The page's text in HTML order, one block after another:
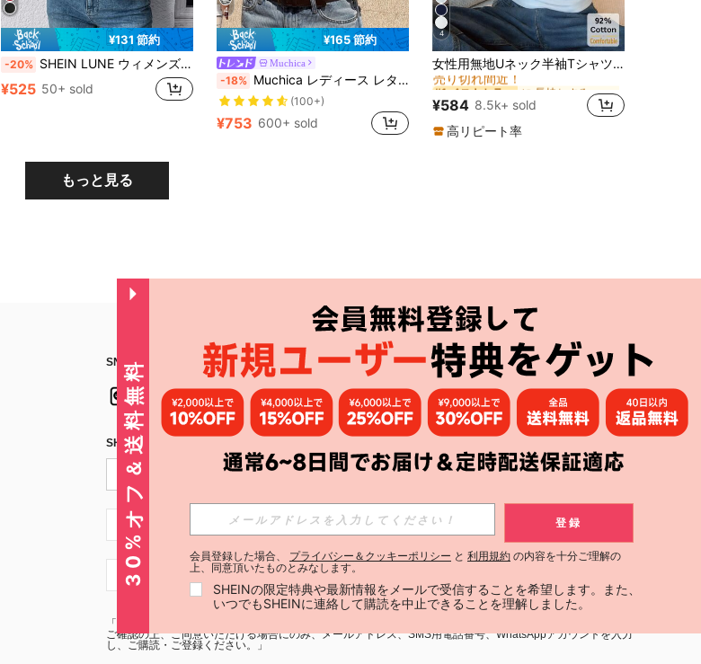
¥131 節約
-20% SHEIN LUNE ウィメンズ テクスチャード ラウンドネック 半袖 ベージュ バットTシャツ
¥525 50+ sold
4
¥165 節約
Muchica
-18% Muchica レディース レタープリント ダメージ加工 スクープネック 半袖Tシャツ、夏用トップス デイタイム ホワイト&ブラック ストリートウェア
(100+)
¥753 600+ sold
4
女性用無地Uネック半袖Tシャツ、夏に活躍するホワイトカジュアルスリムフィットアンダーシャツ
#1 ベストセラー に 長持ちする 女性用トップス、ブラウス、Tシャツ
売り切れ間近！
#1 ベストセラー
売り切れ間近！
#1 ベストセラー
売り切れ間近！
#1 ベストセラー に 長持ちする 女性用トップス、ブラウス、Tシャツ
売り切れ間近！
¥584 8.5k+ sold
高リピート率
もっと見る
SNSフォローはこちら： アプリ
SHEIN STYLE NEWSを購読する
購読
JP + 81 登録する
JP + 81
「SHEIN STYLE NEWSの購読には「
ご確認の上、ご同意いただける場合にのみ、メールアドレス、SMS用電話番号、WhatsAppアカウントを入力
し、ご購読・ご登録ください。」
30%オフ＆送料無料 登録
会員登録した場合、 プライバシー＆クッキーポリシー と 利用規約 の内容を十分ご理解の
上、同意頂いたものとみなします。
SHEINの限定特典や最新情報をメールで受信することを希望します。また、
いつでもSHEINに連絡して購読を中止できることを理解しました。